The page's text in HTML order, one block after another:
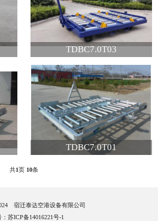
TDBC7.0T03
TDBC7.0T01
共1页 10条
宿迁泰达空港设备有限公司
苏ICP备14016221号-1